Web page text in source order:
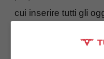
cui inserire tutti gli
dividerli in scatole